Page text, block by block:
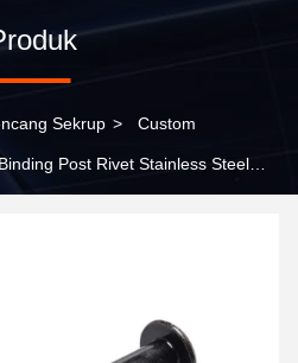
Sekrup > Custom
Post Rivet Stainless Steel